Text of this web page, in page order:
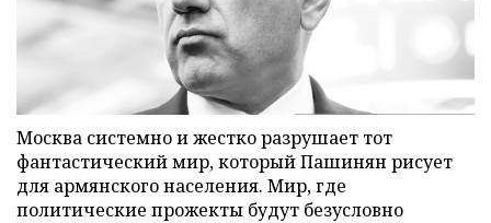
Москва системно и жестко разрушает тот
фантастический мир, который Пашинян рисует
для армянского населения. Мир, где
политические прожекты будут безусловно